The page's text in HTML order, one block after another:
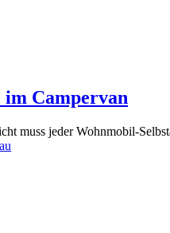
im Campervan
muss jeder Wohnmobil-